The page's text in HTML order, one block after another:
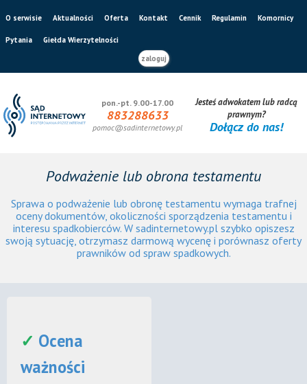
O serwisie Aktualności Oferta Kontakt Cennik Regulamin Komornicy
Pytania
Giełda Wierzytelności
zaloguj
pon.-pt. 9.00-17.00
883288633
pomoc@sadinternetowy.pl
Jesteś adwokatem lub radcą
prawnym?
Dołącz do nas!
Podważenie lub obrona testamentu
Sprawa o podważenie lub obronę testamentu wymaga trafnej
oceny dokumentów, okoliczności sporządzenia testamentu i
interesu spadkobierców. W sadinternetowy.pl szybko opiszesz
swoją sytuację, otrzymasz darmową wycenę i porównasz oferty
prawników od spraw spadkowych.
✓ Ocena
ważności